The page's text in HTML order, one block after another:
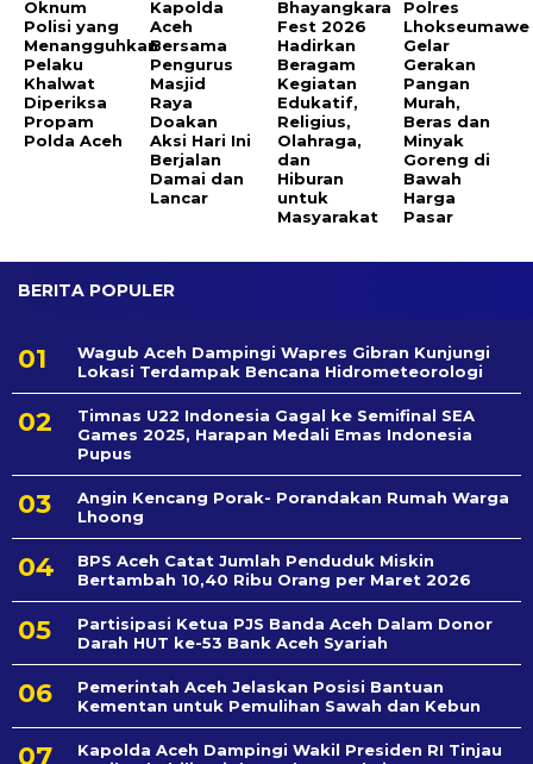
Oknum
Polisi yang
Menangguhkan
Pelaku
Khalwat
Diperiksa
Propam
Polda Aceh
Kapolda
Aceh
Bersama
Pengurus
Masjid
Raya
Doakan
Aksi Hari Ini
Berjalan
Damai dan
Lancar
Bhayangkara
Fest 2026
Hadirkan
Beragam
Kegiatan
Edukatif,
Religius,
Olahraga,
dan
Hiburan
untuk
Masyarakat
Polres
Lhokseumawe
Gelar
Gerakan
Pangan
Murah,
Beras dan
Minyak
Goreng di
Bawah
Harga
Pasar
BERITA POPULER
Wagub Aceh Dampingi Wapres Gibran Kunjungi
Lokasi Terdampak Bencana Hidrometeorologi
Timnas U22 Indonesia Gagal ke Semifinal SEA
Games 2025, Harapan Medali Emas Indonesia
Pupus
Angin Kencang Porak- Porandakan Rumah Warga
Lhoong
BPS Aceh Catat Jumlah Penduduk Miskin
Bertambah 10,40 Ribu Orang per Maret 2026
Partisipasi Ketua PJS Banda Aceh Dalam Donor
Darah HUT ke-53 Bank Aceh Syariah
Pemerintah Aceh Jelaskan Posisi Bantuan
Kementan untuk Pemulihan Sawah dan Kebun
Kapolda Aceh Dampingi Wakil Presiden RI Tinjau